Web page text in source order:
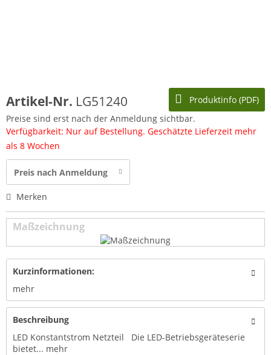
Produktinfo (PDF)
Artikel-Nr. LG51240
Preise sind erst nach der Anmeldung sichtbar.
Verfügbarkeit: Nur auf Bestellung. Geschätzte Lieferzeit mehr
als 8 Wochen
Preis nach Anmeldung
Merken
Maßzeichnung
Kurzinformationen:
mehr
Beschreibung
LED Konstantstrom Netzteil Die LED-Betriebsgeräteserie
bietet... mehr